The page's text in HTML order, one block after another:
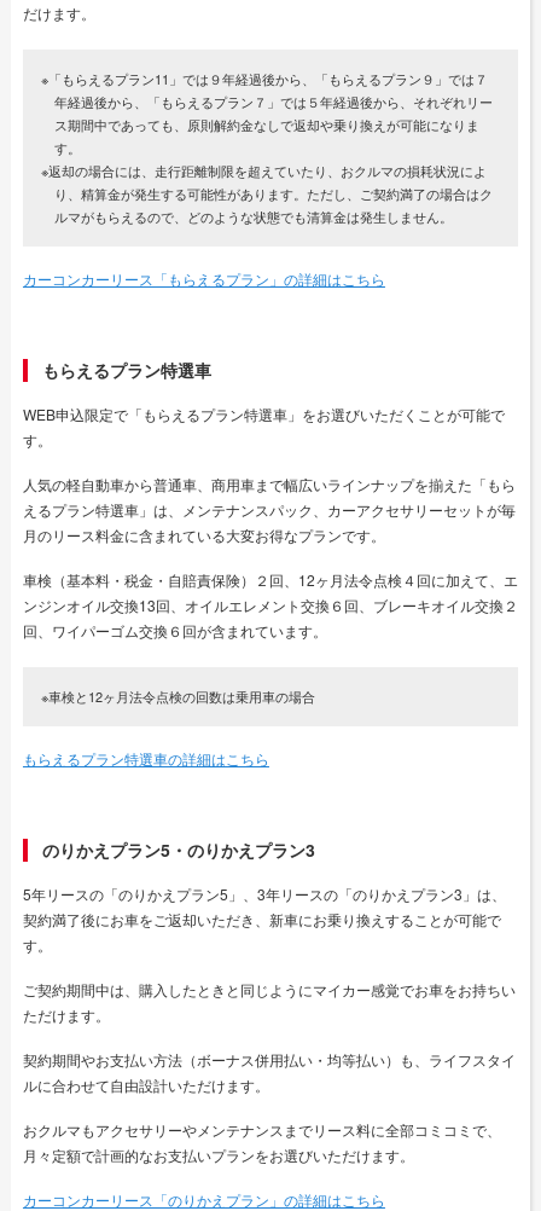
だけます。
※「もらえるプラン11」では９年経過後から、「もらえるプラン９」では７
年経過後から、「もらえるプラン７」では５年経過後から、それぞれリー
ス期間中であっても、原則解約金なしで返却や乗り換えが可能になりま
す。
※返却の場合には、走行距離制限を超えていたり、おクルマの損耗状況によ
り、精算金が発生する可能性があります。ただし、ご契約満了の場合はク
ルマがもらえるので、どのような状態でも清算金は発生しません。
カーコンカーリース「もらえるプラン」の詳細はこちら
もらえるプラン特選車
WEB申込限定で「もらえるプラン特選車」をお選びいただくことが可能で
す。
人気の軽自動車から普通車、商用車まで幅広いラインナップを揃えた「もら
えるプラン特選車」は、メンテナンスパック、カーアクセサリーセットが毎
月のリース料金に含まれている大変お得なプランです。
車検（基本料・税金・自賠責保険）２回、12ヶ月法令点検４回に加えて、エ
ンジンオイル交換13回、オイルエレメント交換６回、ブレーキオイル交換２
回、ワイパーゴム交換６回が含まれています。
※車検と12ヶ月法令点検の回数は乗用車の場合
もらえるプラン特選車の詳細はこちら
のりかえプラン5・のりかえプラン3
5年リースの「のりかえプラン5」、3年リースの「のりかえプラン3」は、
契約満了後にお車をご返却いただき、新車にお乗り換えすることが可能で
す。
ご契約期間中は、購入したときと同じようにマイカー感覚でお車をお持ちい
ただけます。
契約期間やお支払い方法（ボーナス併用払い・均等払い）も、ライフスタイ
ルに合わせて自由設計いただけます。
おクルマもアクセサリーやメンテナンスまでリース料に全部コミコミで、
月々定額で計画的なお支払いプランをお選びいただけます。
カーコンカーリース「のりかえプラン」の詳細はこちら